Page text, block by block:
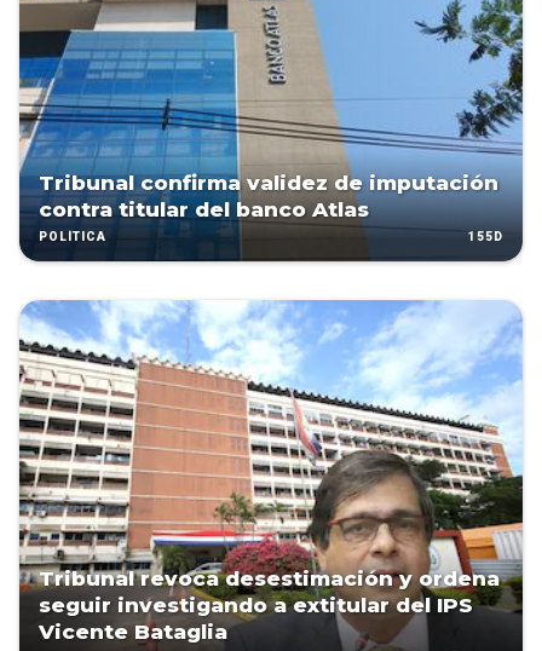
Tribunal confirma validez de imputación
contra titular del banco Atlas
POLÍTICA 155D
Tribunal revoca desestimación y ordena
seguir investigando a extitular del IPS
Vicente Bataglia